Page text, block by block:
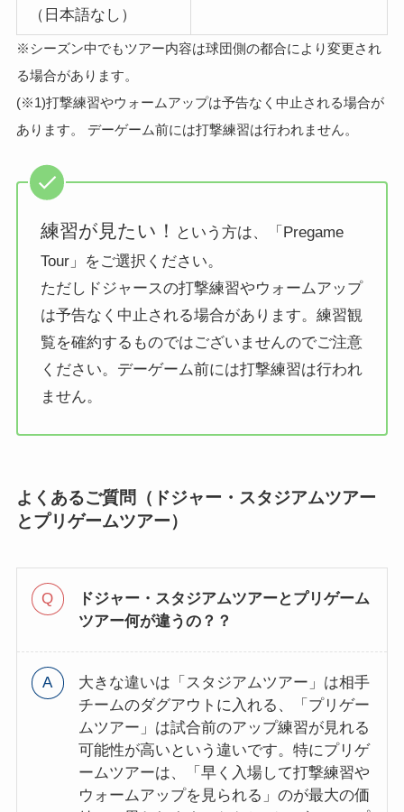
（日本語なし）
※シーズン中でもツアー内容は球団側の都合により変更され
る場合があります。
(※1)打撃練習やウォームアップは予告なく中止される場合が
あります。 デーゲーム前には打撃練習は行われません。
練習が見たい！
という方は、「Pregame
Tour」をご選択ください。
ただしドジャースの打撃練習やウォームアップ
は予告なく中止される場合があります。練習観
覧を確約するものではございませんのでご注意
ください。デーゲーム前には打撃練習は行われ
ません。
よくあるご質問（ドジャー・スタジアムツアー
とプリゲームツアー）
ドジャー・スタジアムツアーとプリゲーム
ツアー何が違うの？？
大きな違いは「スタジアムツアー」は相手
チームのダグアウトに入れる、「プリゲー
ムツアー」は試合前のアップ練習が見れる
可能性が高いという違いです。特にプリゲ
ームツアーは、「早く入場して打撃練習や
ウォームアップを見られる」のが最大の価